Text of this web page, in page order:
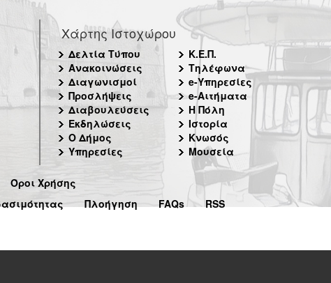
Χάρτης Ιστοχώρου
Δελτία Τύπου
Ανακοινώσεις
Διαγωνισμοί
Προσλήψεις
Διαβουλεύσεις
Εκδηλώσεις
Ο Δήμος
Υπηρεσίες
Κ.Ε.Π.
Τηλέφωνα
e-Υπηρεσίες
e-Αιτήματα
Η Πόλη
Ιστορία
Κνωσός
Μουσεία
Όροι Χρήσης
Πλοήγηση FAQs RSS